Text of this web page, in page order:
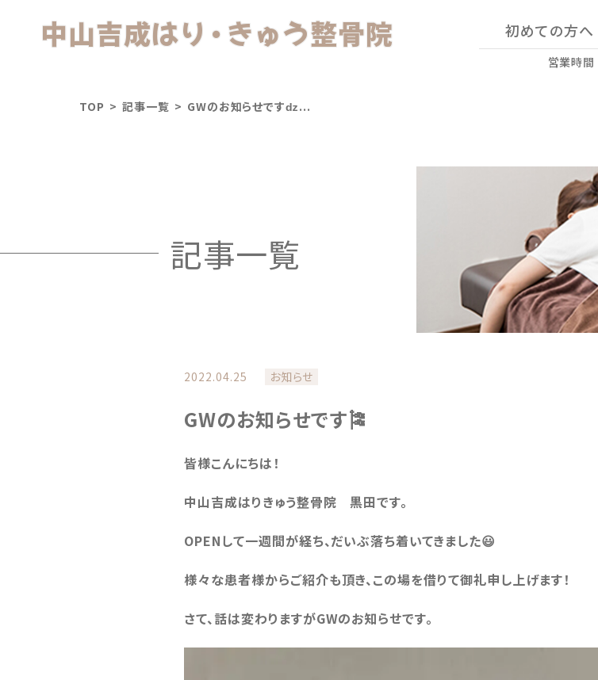
中山吉成はり ・きゅう整骨院 初めての方へ
営業時間
TOP > 記事一覧 > GWのお知らせですǳ...
記事一覧
2022.04.25 お知らせ
GWのお知らせです🎏
皆様こんにちは！
中山吉成はりきゅう整骨院 黒田です。
OPENして一週間が経ち、だいぶ落ち着いてきました😃
様々な患者様からご紹介も頂き、この場を借りて御礼申し上げます！
さて、話は変わりますがGWのお知らせです。